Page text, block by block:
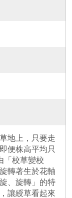
地上，只要走
便株高平均只
「校草變校
轉著生於花軸
、旋轉」的特
讓綬草看起來